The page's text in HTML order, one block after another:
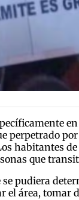
perpetrado
habitantes
que
pudiera
el área, tomar